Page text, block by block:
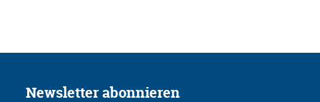
Newsletter abonnieren